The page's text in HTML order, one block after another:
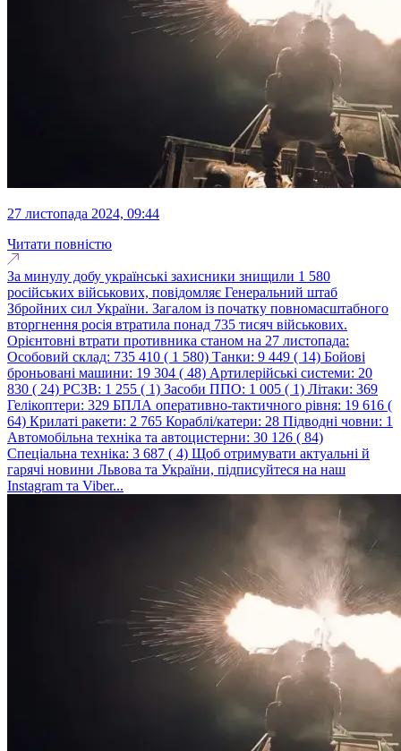
27 листопада 2024, 09:44
Читати повністю
За минулу добу українські захисники знищили 1 580
російських військових, повідомляє Генеральний штаб
Збройних сил України. Загалом із початку повномасштабного
вторгнення росія втратила понад 735 тисяч військових.
Орієнтовні втрати противника станом на 27 листопада:
Особовий склад: 735 410 ( 1 580) Танки: 9 449 ( 14) Бойові
броньовані машини: 19 304 ( 48) Артилерійські системи: 20
830 ( 24) РСЗВ: 1 255 ( 1) Засоби ППО: 1 005 ( 1) Літаки: 369
Гелікоптери: 329 БПЛА оперативно-тактичного рівня: 19 616 (
64) Крилаті ракети: 2 765 Кораблі/катери: 28 Підводні човни: 1
Автомобільна техніка та автоцистерни: 30 126 ( 84)
Спеціальна техніка: 3 687 ( 4) Щоб отримувати актуальні й
гарячі новини Львова та України, підписуйтеся на наш
Instagram та Viber...